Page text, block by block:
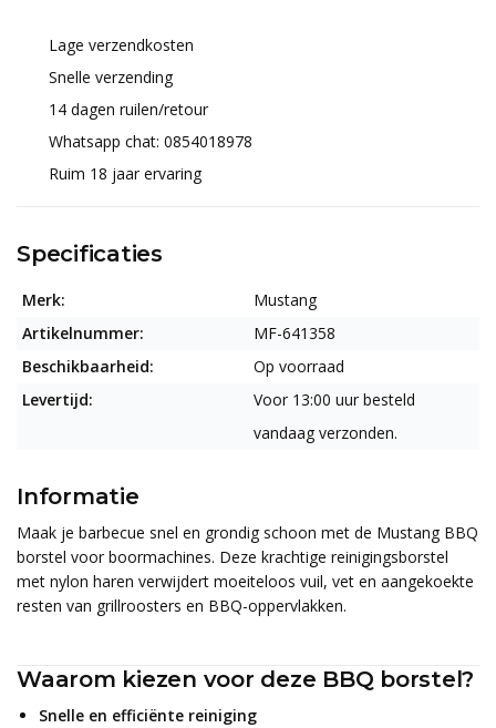
Lage verzendkosten
Snelle verzending
14 dagen ruilen/retour
Whatsapp chat: 0854018978
Ruim 18 jaar ervaring
Specificaties
Merk:
Mustang
Artikelnummer:
MF-641358
Beschikbaarheid:
Op voorraad
Levertijd:
Voor 13:00 uur besteld
vandaag verzonden.
Informatie
Maak je barbecue snel en grondig schoon met de Mustang BBQ
borstel voor boormachines. Deze krachtige reinigingsborstel
met nylon haren verwijdert moeiteloos vuil, vet en aangekoekte
resten van grillroosters en BBQ-oppervlakken.
Waarom kiezen voor deze BBQ borstel?
Snelle en efficiënte reiniging